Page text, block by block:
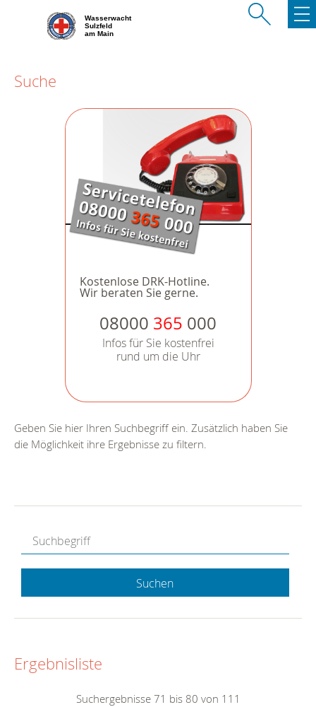
Wasserwacht
Sulzfeld
am Main
Suche
Kostenlose DRK-Hotline.
Wir beraten Sie gerne.
08000 365 000
Infos für Sie kostenfrei
rund um die Uhr
Geben Sie hier Ihren Suchbegriff ein. Zusätzlich haben Sie
die Möglichkeit ihre Ergebnisse zu filtern.
Suchen
Ergebnisliste
Suchergebnisse 71 bis 80 von 111